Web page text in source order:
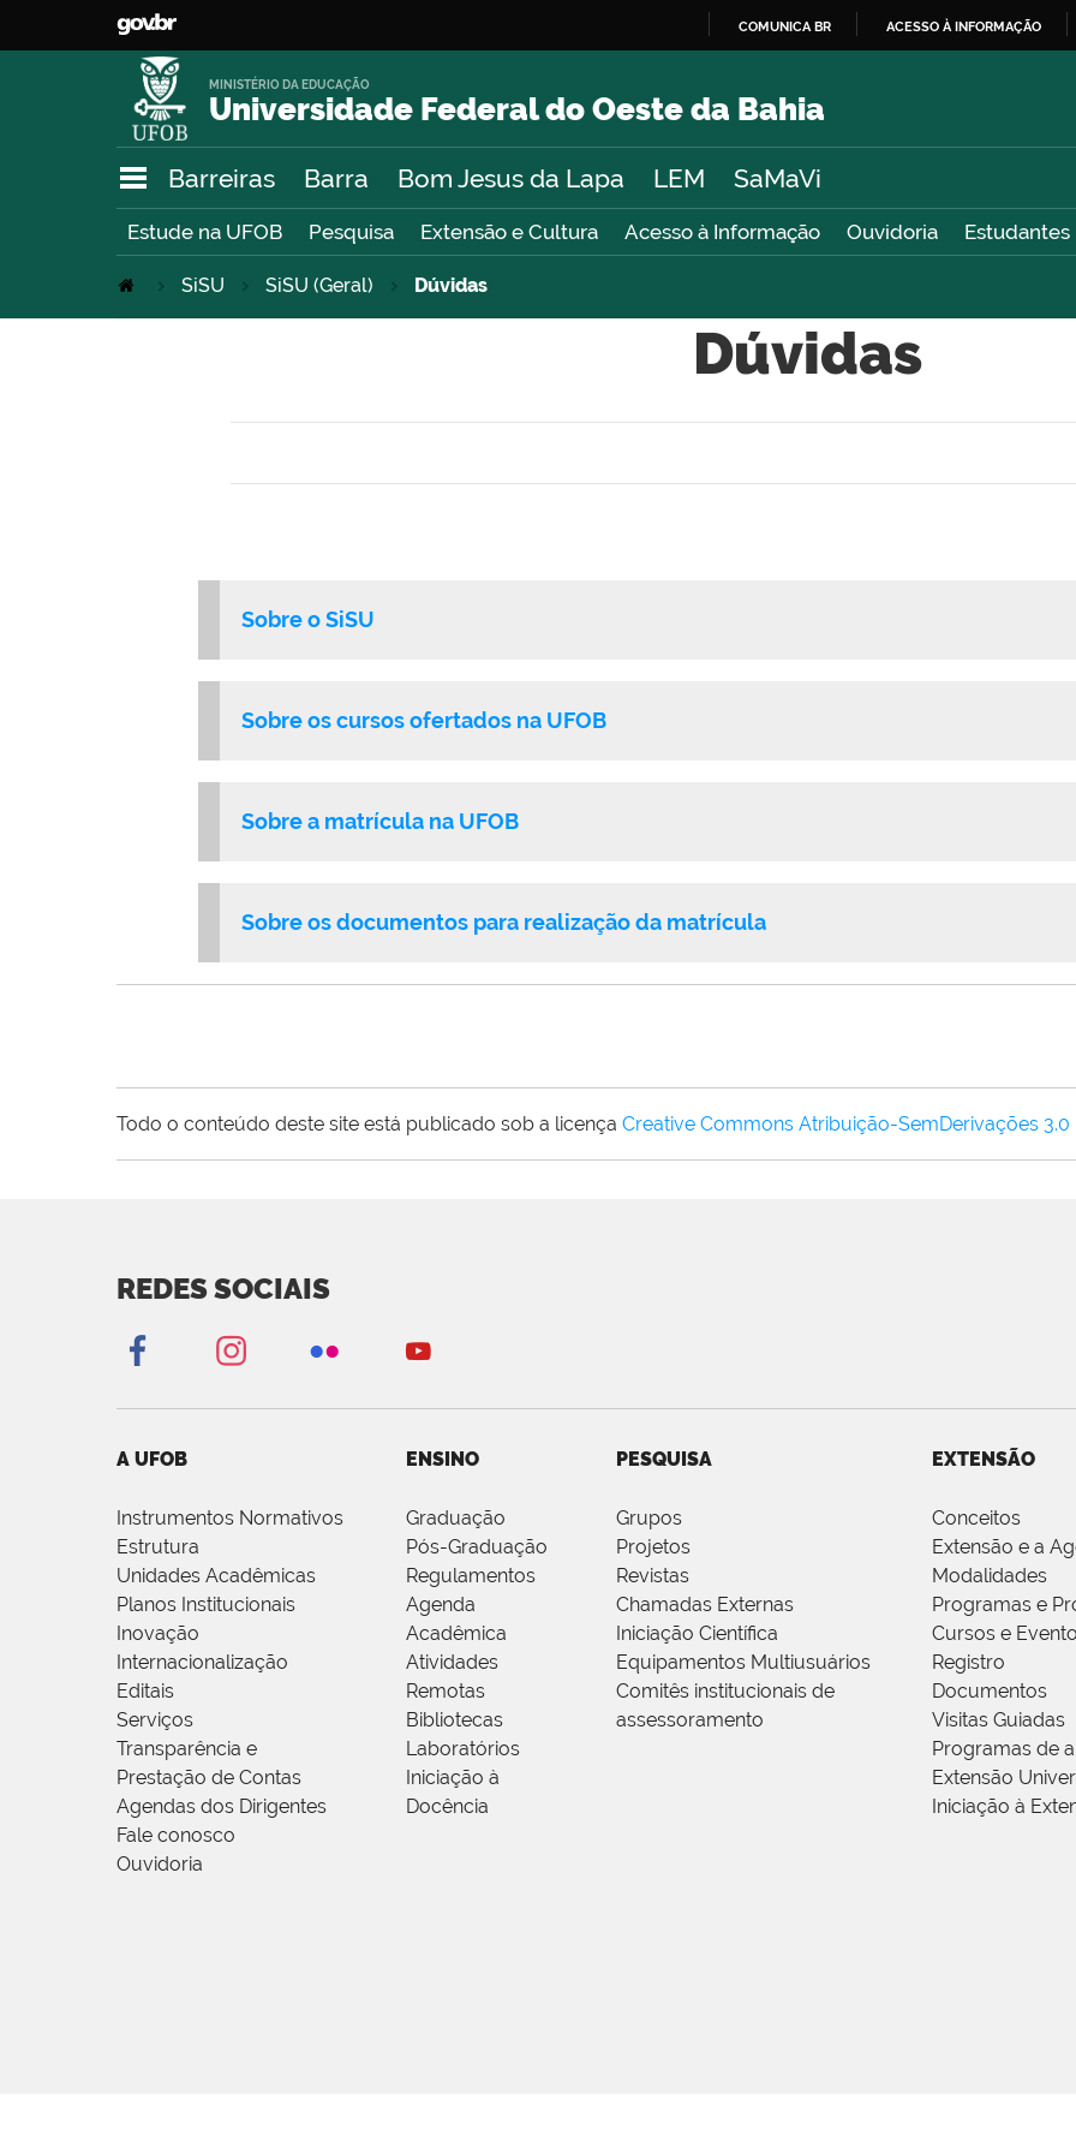
O
COMUNICA BR ACESSO À INFORMAÇÃO
Universidade Federal do Oeste da Bahia
MINISTÉRIO DA EDUCAÇÃO
Barreiras Barra Bom Jesus da Lapa LEM SaMaVi
Estude na UFOB Pesquisa Extensão e Cultura Acesso à Informação Ouvidoria Estudantes
SiSU SiSU (Geral) Dúvidas
Dúvidas
Sobre o SiSU
Sobre os cursos ofertados na UFOB
Sobre a matrícula na UFOB
Sobre os documentos para realização da matrícula
Todo o conteúdo deste site está publicado sob a licença Creative Commons Atribuição-SemDerivações
REDES SOCIAIS
A UFOB
Instrumentos Normativos
Estrutura
Unidades Acadêmicas
Planos Institucionais
Inovação
Internacionalização
Editais
Serviços
Transparência e
Prestação de Contas
Agendas dos Dirigentes
Fale conosco
Ouvidoria
ENSINO
Graduação
Pós-Graduação
Regulamentos
Agenda
Acadêmica
Atividades
Remotas
Bibliotecas
Laboratórios
Iniciação à
Docência
PESQUISA
Grupos
Projetos
Revistas
Chamadas Externas
Iniciação Científica
Equipamentos Multiusuários
Comitês institucionais de
assessoramento
EXTENSÃO
Conceitos
Extensão e a
Modalidades
Programas e
Cursos e
Registro
Documentos
Visitas Guiadas
Programas de
Extensão
Iniciação à